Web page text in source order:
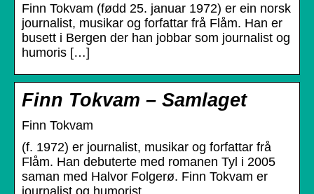
Finn Tokvam (fødd 25. januar 1972) er ein norsk
journalist, musikar og forfattar frå Flåm. Han er
busett i Bergen der han jobbar som journalist og
humoris […]
Finn Tokvam – Samlaget
Finn Tokvam
(f. 1972) er journalist, musikar og forfattar frå
Flåm. Han debuterte med romanen Tyl i 2005
saman med Halvor Folgerø. Finn Tokvam er
journalist og humorist …